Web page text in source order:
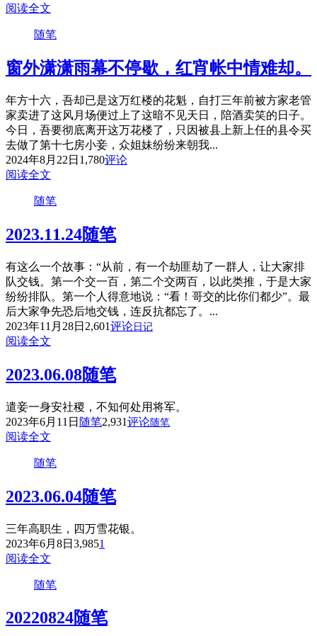
阅读全文
随笔
窗外潇潇雨幕不停歇，红宵帐中情难却。
年方十六，吾却已是这万红楼的花魁，自打三年前被方家老管
家卖进了这风月场便过上了这暗不见天日，陪酒卖笑的日子。
今日，吾要彻底离开这万花楼了，只因被县上新上任的县令买
去做了第十七房小妾，众姐妹纷纷来朝我...
2024年8月22日 1,780评论
阅读全文
随笔
2023.11.24随笔
有这么一个故事：“从前，有一个劫匪劫了一群人，让大家排
队交钱。第一个交一百，第二个交两百，以此类推，于是大家
纷纷排队。第一个人得意地说：“看！哥交的比你们都少”。最
后大家争先恐后地交钱，连反抗都忘了。...
2023年11月28日 2,601评论 日记
阅读全文
2023.06.08随笔
遣妾一身安社稷，不知何处用将军。
2023年6月11日 随笔2,931评论随笔
阅读全文
随笔
2023.06.04随笔
三年高职生，四万雪花银。
2023年6月8日 3,9851
阅读全文
随笔
20220824随笔